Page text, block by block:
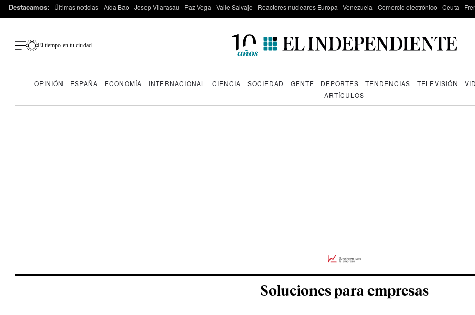
Destacamos: Últimas noticias Aída Bao Josep Vilarasau Paz Vega Valle Salvaje Reactores nucleares Europa Venezuela Comercio electrónico Ceuta
El tiempo en tu ciudad
OPINIÓN ESPAÑA ECONOMÍA INTERNACIONAL CIENCIA SOCIEDAD GENTE DEPORTES TENDENCIAS TELEVISIÓN
ARTÍCULOS
Soluciones para empresas